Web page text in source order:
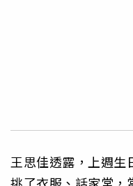
王思佳透露，上週生
挑了衣服、話家常，